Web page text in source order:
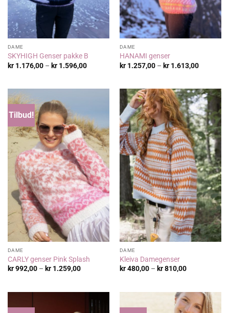
DAME
SKYHIGH Genser pakke B
kr1.176,00 – kr1.596,00Prisområde:
DAME
HANAMI genser
kr1.257,00 – kr1.613,00
Tilbud!
DAME
CARLY genser Pink Splash
kr992,00 – kr1.259,00Prisområde:
DAME
Kleiva Damegenser
kr480,00 – kr810,00Prisområde: